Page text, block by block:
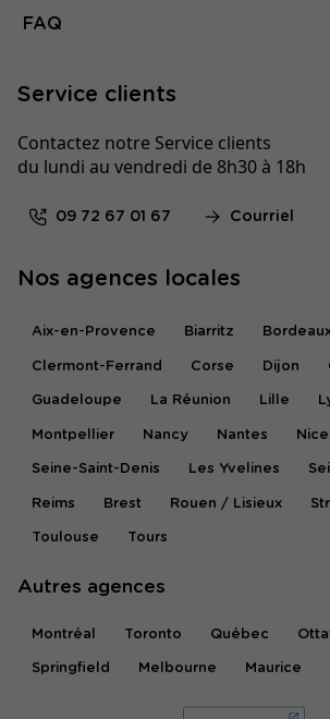
FAQ
Service clients
Contactez notre Service clients
du lundi au vendredi de 8h30 à 18h
09 72 67 01 67 Courriel
Nos agences locales
Aix-en-Provence Biarritz
Clermont-Ferrand Corse Dijon
Guadeloupe La Réunion Lille
Montpellier Nancy Nantes
Seine-Saint-Denis Les Yvelines
Reims Brest Rouen / Lisieux
Toulouse Tours
Autres agences
Montréal Toronto Québec
Springfield Melbourne Maurice